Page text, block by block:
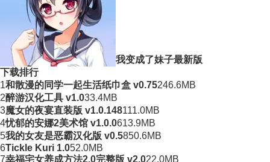
我变成了妹子最新版
下载排行
1和散漫的同学一起生活纸巾盒 v0.75246.6MB
2醉游汉化工具 v1.033.4MB
3魔女的夜宴直装版 v1.0.148111.0MB
4忧郁的安娜2美术馆 v1.0.0613.9MB
5我的女友是恶霸汉化版 v0.5850.6MB
6Tickle Kuri 1.052.0MB
7幸福宅女养成方法2.0完整版 v2.022.0MB